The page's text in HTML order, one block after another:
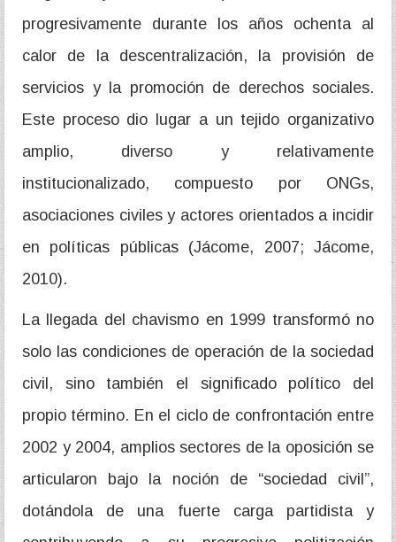
progresivamente durante los años ochenta al
calor de la descentralización, la provisión de
servicios y la promoción de derechos sociales.
Este proceso dio lugar a un tejido organizativo
amplio, diverso y relativamente
institucionalizado, compuesto por ONGs,
asociaciones civiles y actores orientados a incidir
en políticas públicas (Jácome, 2007; Jácome,
2010).
La llegada del chavismo en 1999 transformó no
solo las condiciones de operación de la sociedad
civil, sino también el significado político del
propio término. En el ciclo de confrontación entre
2002 y 2004, amplios sectores de la oposición se
articularon bajo la noción de “sociedad civil”,
dotándola de una fuerte carga partidista y